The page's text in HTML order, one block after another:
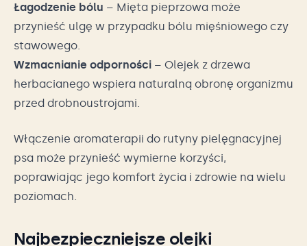
Łagodzenie bólu – Mięta pieprzowa może
przynieść ulgę w przypadku bólu mięśniowego czy
stawowego.
Wzmacnianie odporności – Olejek z drzewa
herbacianego wspiera naturalną obronę organizmu
przed drobnoustrojami.
Włączenie aromaterapii do rutyny pielęgnacyjnej
psa może przynieść wymierne korzyści,
poprawiając jego komfort życia i zdrowie na wielu
poziomach.
Najbezpieczniejsze olejki